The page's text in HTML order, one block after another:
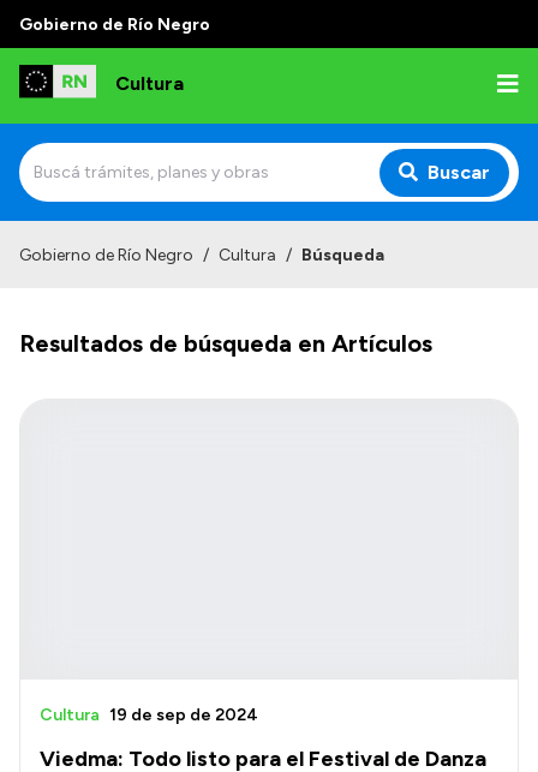
Gobierno de Río Negro
Cultura
Buscar
Funciones
Compras y licitaciones
Gobierno de Río Negro / Cultura / Búsqueda
Resultados de búsqueda en Artículos
Viedma: Todo listo para el Festival de Danza
Cultura 19 de sep de 2024